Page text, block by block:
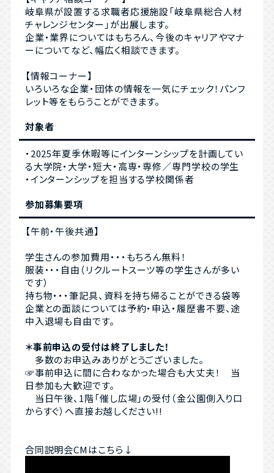
岐阜県が設置する求職者応援施設「岐阜県総合人材
チャレンジセンター」が出展します。
企業・業界についてはもちろん、今後のキャリアやマナ
ーについてなど、幅広く相談できます。
【情報コーナー】
いろいろな企業・団体の情報を一気にチェック！パンフ
レット等をもらうことができます。
対象者
・2025年夏季休暇等にインターンシップを計画してい
る大学院・大学・短大・高専・専修／専門学校の学生
・インターンシップを担当する学校関係者
参加募集要項
【午前・午後共通】
学生さんの参加費用・・・もちろん無料！
服装・・・自由（リクルートスーツ等の学生さんが多い
です）
持ち物・・・筆記具、資料を持ち帰ることができる袋等
企業との面談については予約・申込・履歴書不要、途
中入退場も自由です。
＊事前申込の受付は終了しました！
多数のお申込みありがとうございました。
☞事前申込に間に合わなかった場合も大丈夫！ 当
日参加も大歓迎です。
当日午後、1階「催し広場」の受付（金公園側入り口
からすぐ）へ直接お越しください!!
合同説明会CMはこちら↓